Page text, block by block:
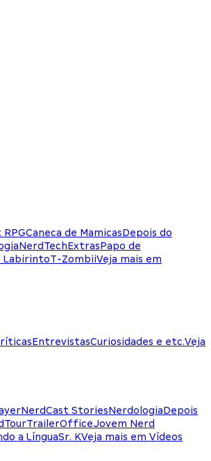
Caneca de MamicasDepois do
NerdTechExtrasPapo de
LabirintoT-ZombiiVeja mais em
EntrevistasCuriosidades e etc.Veja
NerdCast StoriesNerdologiaDepois
TrailerOfficeJovem Nerd
a LínguaSr. KVeja mais em Vídeos